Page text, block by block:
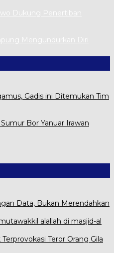
Dukung Penertiban
Mengundurkan Diri
Gadis ini Ditemukan Tim
Bor Yanuar Irawan
Data, Bukan Merendahkan
Teror Orang Gila